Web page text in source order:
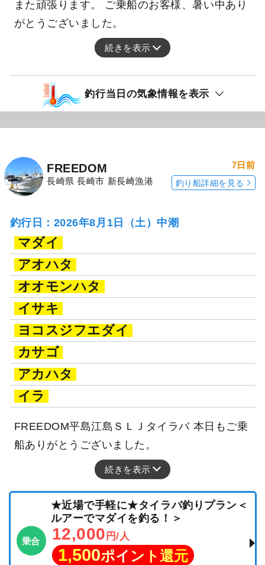
また頑張ります。 ご乗船のお客様、暑い中あり
がとうございました。
続きを表示
釣行当日の気象情報を表示
FREEDOM
長崎県 長崎市 新長崎漁港
7日前
釣り船詳細を見る
釣行日：2026年8月1日（土）中潮
マダイ
アオハタ
オオモンハタ
イサキ
ヨコスジフエダイ
カサゴ
アカハタ
イラ
FREEDOM平島江島ＳＬＪタイラバ 本日もご乗
船ありがとうございました。
続きを表示
乗合
★近場で手軽に★タイラバ釣りプラン＜
ルアーでマダイを釣る！＞
12,000 円/人
1,500ポイント還元